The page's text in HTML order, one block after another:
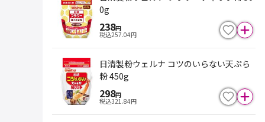
0g
238円
税込257.04円
日清製粉ウェルナ コツのいらない天ぷら
粉 450g
298円
税込321.84円